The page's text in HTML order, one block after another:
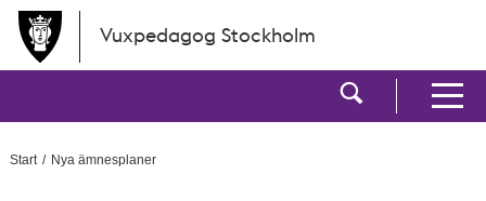
Hoppa till huvudinnehållet
Vuxpedagog Stockholm
Visa
Visa
Start Nya ämnesplaner